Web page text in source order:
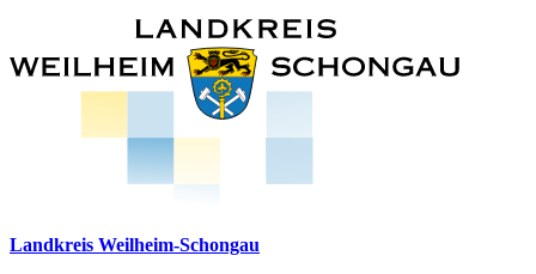
Landkreis Weilheim-Schongau